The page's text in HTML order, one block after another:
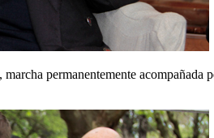
permanentemente